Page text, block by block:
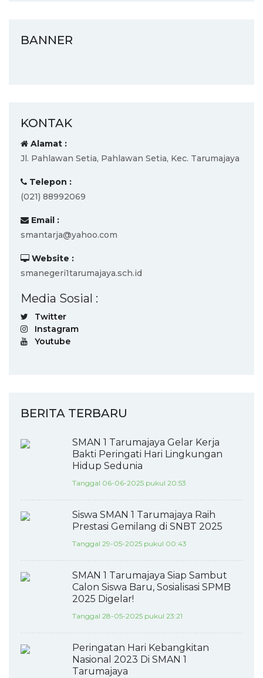
BANNER
KONTAK
Alamat :
Jl. Pahlawan Setia, Pahlawan Setia, Kec. Tarumajaya
Telepon :
(021) 88992069
Email :
smantarja@yahoo.com
Website :
smanegeri1tarumajaya.sch.id
Media Sosial :
Twitter
Instagram
Youtube
BERITA TERBARU
SMAN 1 Tarumajaya Gelar Kerja
Bakti Peringati Hari Lingkungan
Hidup Sedunia
Tanggal 06-06-2025 pukul 20:53
Siswa SMAN 1 Tarumajaya Raih
Prestasi Gemilang di SNBT 2025
Tanggal 29-05-2025 pukul 00:43
SMAN 1 Tarumajaya Siap Sambut
Calon Siswa Baru, Sosialisasi SPMB
2025 Digelar!
Tanggal 28-05-2025 pukul 23:21
Peringatan Hari Kebangkitan
Nasional 2023 Di SMAN 1
Tarumajaya